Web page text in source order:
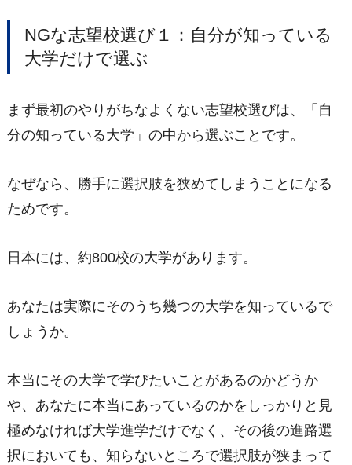
NGな志望校選び１：自分が知っている
大学だけで選ぶ
まず最初のやりがちなよくない志望校選びは、「自
分の知っている大学」の中から選ぶことです。
なぜなら、勝手に選択肢を狭めてしまうことになる
ためです。
日本には、約800校の大学があります。
あなたは実際にそのうち幾つの大学を知っているで
しょうか。
本当にその大学で学びたいことがあるのかどうか
や、あなたに本当にあっているのかをしっかりと見
極めなければ大学進学だけでなく、その後の進路選
択においても、知らないところで選択肢が狭まって